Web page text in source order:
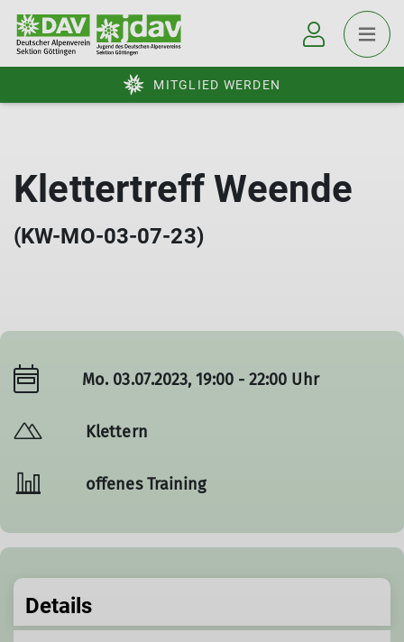
MITGLIED WERDEN
Klettertreff Weende
(KW-MO-03-07-23)
Mo. 03.07.2023, 19:00 - 22:00 Uhr
Klettern
offenes Training
Details